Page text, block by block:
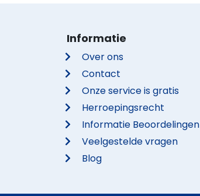
Informatie
Over ons
Contact
Onze service is gratis
Herroepingsrecht
Informatie Beoordelingen
Veelgestelde vragen
Blog